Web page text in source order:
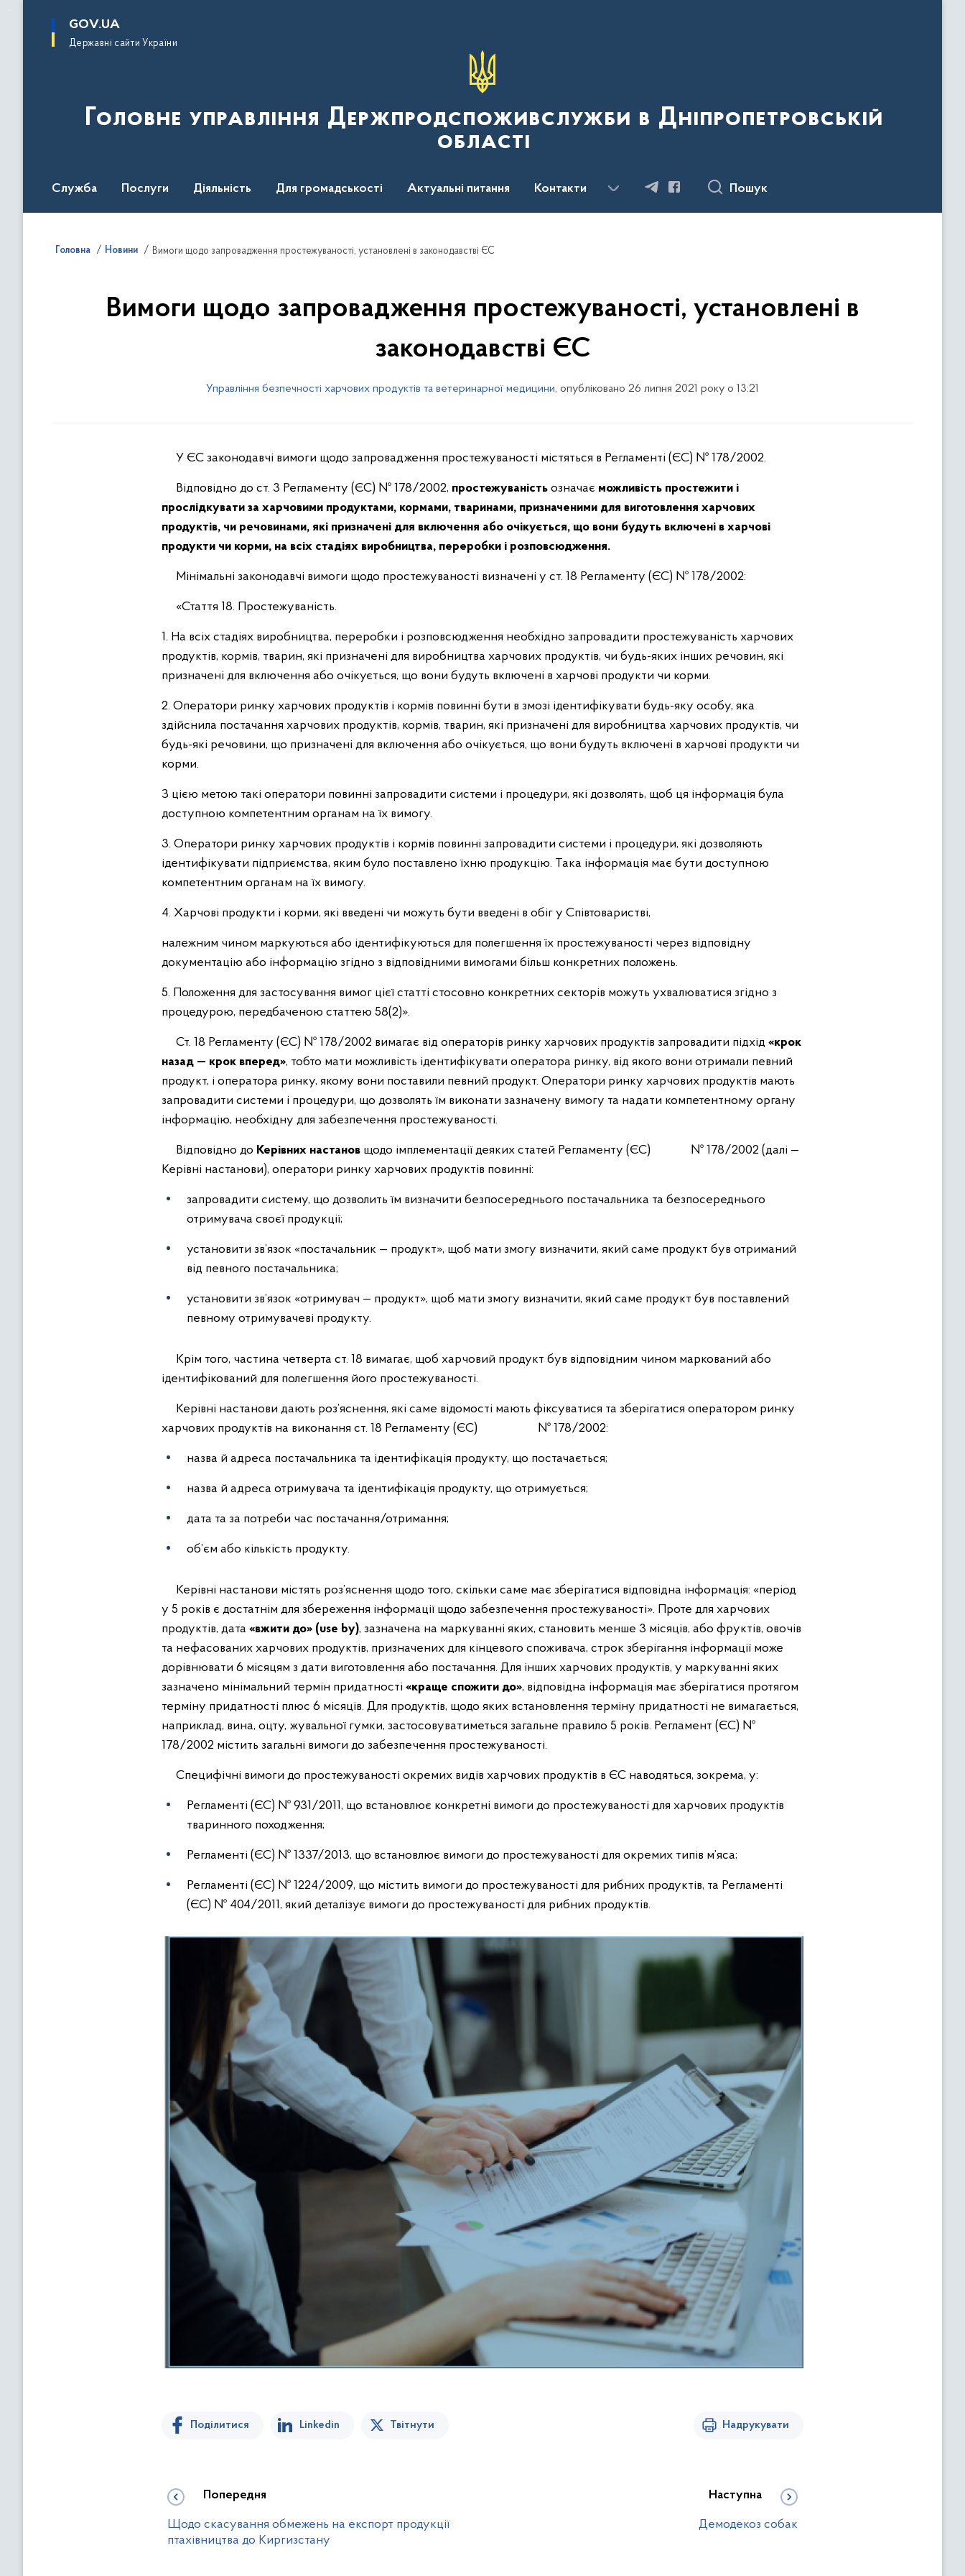
основного
GOV.UA
Державні сайти України
Головне управління Держпродспоживслужби в Дніпропетровській
області
Служба Послуги Діяльність Для громадськості Актуальні питання Контакти Пошук
Головна Новини Вимоги щодо запровадження простежуваності, установлені в законодавстві ЄС
Вимоги щодо запровадження простежуваності, установлені в
законодавстві ЄС
Управління безпечності харчових продуктів та ветеринарної медицини, опубліковано 26 липня 2021 року о 13:21
У ЄС законодавчі вимоги щодо запровадження простежуваності містяться в Регламенті (ЄС) № 178/2002.
Відповідно до ст. 3 Регламенту (ЄС) № 178/2002, простежуваність означає можливість простежити і
прослідкувати за харчовими продуктами, кормами, тваринами, призначеними для виготовлення харчових
продуктів, чи речовинами, які призначені для включення або очікується, що вони будуть включені в харчові
продукти чи корми, на всіх стадіях виробництва, переробки і розповсюдження.
Мінімальні законодавчі вимоги щодо простежуваності визначені у ст. 18 Регламенту (ЄС) № 178/2002:
«Стаття 18. Простежуваність.
1. На всіх стадіях виробництва, переробки і розповсюдження необхідно запровадити простежуваність харчових
продуктів, кормів, тварин, які призначені для виробництва харчових продуктів, чи будь-яких інших речовин, які
призначені для включення або очікується, що вони будуть включені в харчові продукти чи корми.
2. Оператори ринку харчових продуктів і кормів повинні бути в змозі ідентифікувати будь-яку особу, яка
здійснила постачання харчових продуктів, кормів, тварин, які призначені для виробництва харчових продуктів, чи
будь-які речовини, що призначені для включення або очікується, що вони будуть включені в харчові продукти чи
корми.
З цією метою такі оператори повинні запровадити системи і процедури, які дозволять, щоб ця інформація була
доступною компетентним органам на їх вимогу.
3. Оператори ринку харчових продуктів і кормів повинні запровадити системи і процедури, які дозволяють
ідентифікувати підприємства, яким було поставлено їхню продукцію. Така інформація має бути доступною
компетентним органам на їх вимогу.
4. Харчові продукти і корми, які введені чи можуть бути введені в обіг у Співтоваристві,
належним чином маркуються або ідентифікуються для полегшення їх простежуваності через відповідну
документацію або інформацію згідно з відповідними вимогами більш конкретних положень.
5. Положення для застосування вимог цієї статті стосовно конкретних секторів можуть ухвалюватися згідно з
процедурою, передбаченою статтею 58(2)».
Ст. 18 Регламенту (ЄС) № 178/2002 вимагає від операторів ринку харчових продуктів запровадити підхід «крок
назад — крок вперед», тобто мати можливість ідентифікувати оператора ринку, від якого вони отримали певний
продукт, і оператора ринку, якому вони поставили певний продукт. Оператори ринку харчових продуктів мають
запровадити системи і процедури, що дозволять їм виконати зазначену вимогу та надати компетентному органу
інформацію, необхідну для забезпечення простежуваності.
Відповідно до Керівних настанов щодо імплементації деяких статей Регламенту (ЄС) № 178/2002 (далі —
Керівні настанови), оператори ринку харчових продуктів повинні:
запровадити систему, що дозволить їм визначити безпосереднього постачальника та безпосереднього
отримувача своєї продукції;
установити зв’язок «постачальник — продукт», щоб мати змогу визначити, який саме продукт був отриманий
від певного постачальника;
установити зв’язок «отримувач — продукт», щоб мати змогу визначити, який саме продукт був поставлений
певному отримувачеві продукту.
Крім того, частина четверта ст. 18 вимагає, щоб харчовий продукт був відповідним чином маркований або
ідентифікований для полегшення його простежуваності.
Керівні настанови дають роз’яснення, які саме відомості мають фіксуватися та зберігатися оператором ринку
харчових продуктів на виконання ст. 18 Регламенту (ЄС) № 178/2002:
назва й адреса постачальника та ідентифікація продукту, що постачається;
назва й адреса отримувача та ідентифікація продукту, що отримується;
дата та за потреби час постачання/отримання;
об’єм або кількість продукту.
Керівні настанови містять роз’яснення щодо того, скільки саме має зберігатися відповідна інформація: «період
у 5 років є достатнім для збереження інформації щодо забезпечення простежуваності». Проте для харчових
продуктів, дата «вжити до» (use by), зазначена на маркуванні яких, становить менше 3 місяців, або фруктів, овочів
та нефасованих харчових продуктів, призначених для кінцевого споживача, строк зберігання інформації може
дорівнювати 6 місяцям з дати виготовлення або постачання. Для інших харчових продуктів, у маркуванні яких
зазначено мінімальний термін придатності «краще спожити до», відповідна інформація має зберігатися протягом
терміну придатності плюс 6 місяців. Для продуктів, щодо яких встановлення терміну придатності не вимагається,
наприклад, вина, оцту, жувальної гумки, застосовуватиметься загальне правило 5 років. Регламент (ЄС) №
178/2002 містить загальні вимоги до забезпечення простежуваності.
Специфічні вимоги до простежуваності окремих видів харчових продуктів в ЄС наводяться, зокрема, у:
Регламенті (ЄС) № 931/2011, що встановлює конкретні вимоги до простежуваності для харчових продуктів
тваринного походження;
Регламенті (ЄС) № 1337/2013, що встановлює вимоги до простежуваності для окремих типів м’яса;
Регламенті (ЄС) № 1224/2009, що містить вимоги до простежуваності для рибних продуктів, та Регламенті
(ЄС) № 404/2011, який деталізує вимоги до простежуваності для рибних продуктів.
Поділитися Linkedin Твітнути Надрукувати
Попередня
Щодо скасування обмежень на експорт продукції
птахівництва до Киргизстану
Наступна
Демодекоз собак